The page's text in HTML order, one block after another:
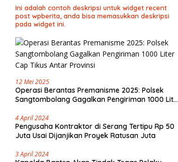
Ini adalah contoh deskripsi untuk widget recent
post wpberita, anda bisa memasukkan deskripsi
pada widget ini.
12 Mei 2025
Operasi Berantas Premanisme 2025: Polsek
Sangtombolang Gagalkan Pengiriman 1000 Liter
4 April 2024
Pengusaha Kontraktor di Serang Tertipu Rp 50
Juta Usai Dijanjikan Proyek Ratusan Juta
3 April 2024